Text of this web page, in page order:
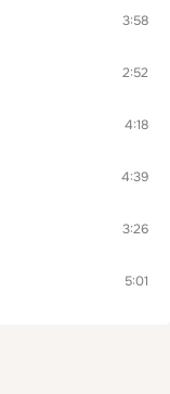
3:58
2:52
4:18
4:39
3:26
5:01